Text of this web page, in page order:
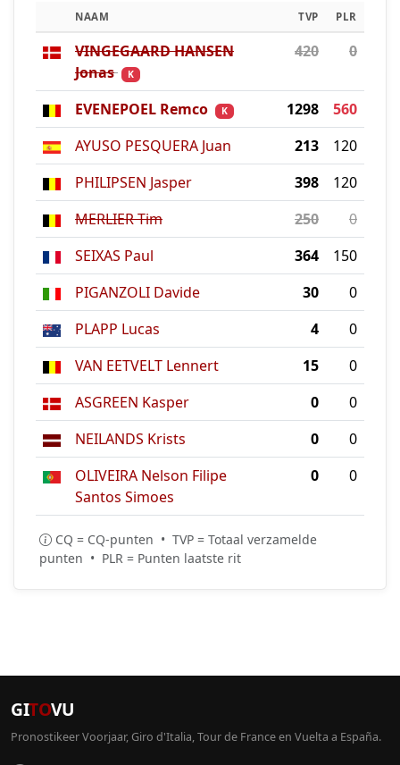
NAAM TVP PLR
VINGEGAARD HANSEN
Jonas
K
420 0
EVENEPOEL Remco K 1298
560
AYUSO PESQUERA Juan
213
120
PHILIPSEN Jasper
398
120
MERLIER Tim
250
0
SEIXAS Paul
364
150
PIGANZOLI Davide
30
0
PLAPP Lucas
4
0
VAN EETVELT Lennert
15
0
ASGREEN Kasper
0
0
NEILANDS Krists
0
0
OLIVEIRA Nelson Filipe
Santos Simoes
0 0
CQ = CQ-punten • TVP = Totaal verzamelde
punten • PLR = Punten laatste rit
GITOVU
Pronostikeer Voorjaar, Giro d'Italia, Tour de France en Vuelta a España.